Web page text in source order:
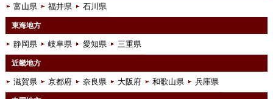
富山県 福井県 石川県
東海地方
静岡県 岐阜県 愛知県 三重県
近畿地方
滋賀県 京都府 奈良県 大阪府 和歌山県 兵庫県